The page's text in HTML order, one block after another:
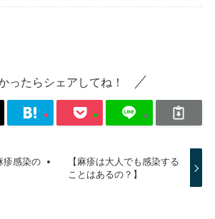
ったらシェアしてね！
疹感染の
【麻疹は大人でも感染する
ことはあるの？】